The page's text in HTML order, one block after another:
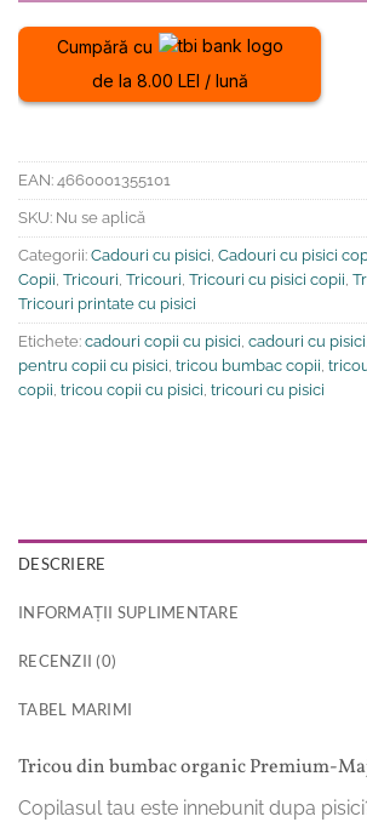
Cumpără cu
de la 8.00 LEI / lună
EAN: 4660001355101
SKU: Nu se aplică
Categorii: Cadouri cu pisici Cadouri cu pisici
Copii Tricouri Tricouri Tricouri cu pisici copii
Tricouri printate cu pisici
Etichete: cadouri copii cu pisici cadouri cu pisici
pentru copii cu pisici tricou bumbac copii
copii tricou copii cu pisici tricouri cu pisici
DESCRIERE
INFORMAȚII SUPLIMENTARE
RECENZII (0)
TABEL MARIMI
Tricou din bumbac organic Premium-
Copilasul tau este innebunit dupa